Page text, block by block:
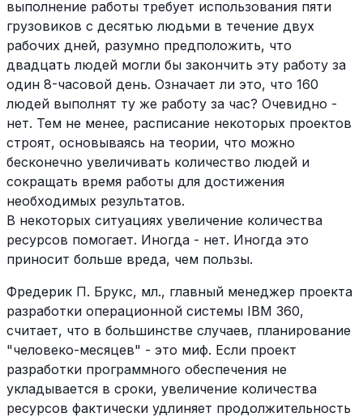
выполнение работы требует использования пяти
грузовиков с десятью людьми в течение двух
рабочих дней, разумно предположить, что
двадцать людей могли бы закончить эту работу за
один 8-часовой день. Означает ли это, что 160
людей выполнят ту же работу за час? Очевидно -
нет. Тем не менее, расписание некоторых проектов
строят, основываясь на теории, что можно
бесконечно увеличивать количество людей и
сокращать время работы для достижения
необходимых результатов.
В некоторых ситуациях увеличение количества
ресурсов помогает. Иногда - нет. Иногда это
приносит больше вреда, чем пользы.
Фредерик П. Брукс, мл., главный менеджер проекта
разработки операционной системы IBM 360,
считает, что в большинстве случаев, планирование
"человеко-месяцев" - это миф. Если проект
разработки программного обеспечения не
укладывается в сроки, увеличение количества
ресурсов фактически удлиняет продолжительность